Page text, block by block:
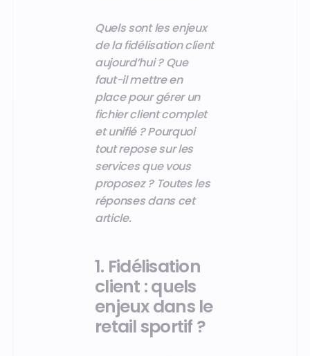
Quels sont les enjeux
de la fidélisation client
aujourd’hui ? Que
faut-il mettre en
place pour gérer un
fichier client complet
et unifié ? Pourquoi
tout repose sur les
services que vous
proposez ? Toutes les
réponses dans cet
article.
1. Fidélisation
client : quels
enjeux dans le
retail sportif ?